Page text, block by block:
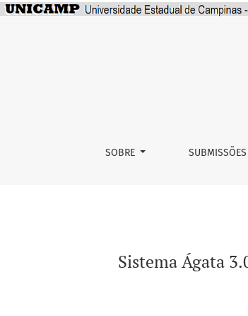
SOBRE SUBMISSÕES
Sistema Ágata